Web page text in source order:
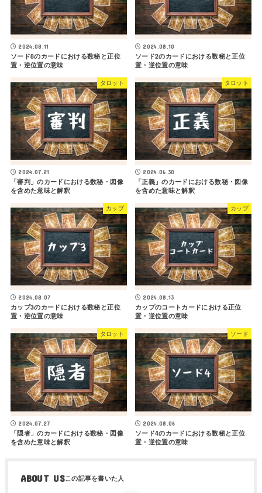
2024.08.11
ソード8のカードにおける数秘と正位
置・逆位置の意味
2024.08.10
ソード2のカードにおける数秘と正位
置・逆位置の意味
タロット
2024.07.21
「審判」のカードにおける数秘・図像
を含めた意味と解釈
タロット
2024.06.30
「正義」のカードにおける数秘・図像
を含めた意味と解釈
カップ
2024.08.07
カップ3のカードにおける数秘と正位
置・逆位置の意味
カップ
2024.08.13
カップのコートカードにおける正位
置・逆位置の意味
タロット
2024.07.27
「隠者」のカードにおける数秘・図像
を含めた意味と解釈
ソード
2024.08.06
ソード4のカードにおける数秘と正位
置・逆位置の意味
ABOUT US